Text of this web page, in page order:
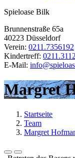
Spieloase Bilk
Brunnenstraße 65a
40223 Düsseldorf
Verein: 0211.7356192
Kindertreff:
E-Mail:
Margret
Startseite
Team
Margret